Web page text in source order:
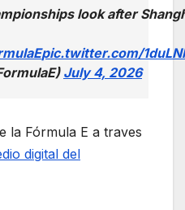
look after
pic.twitter.com/
July 4, 2026
la Fórmula E a traves
digital del